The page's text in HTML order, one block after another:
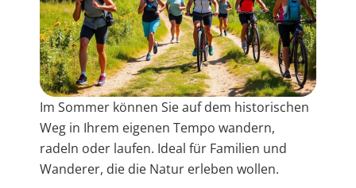
Im Sommer können Sie auf dem historischen
Weg in Ihrem eigenen Tempo wandern,
radeln oder laufen. Ideal für Familien und
Wanderer, die die Natur erleben wollen.